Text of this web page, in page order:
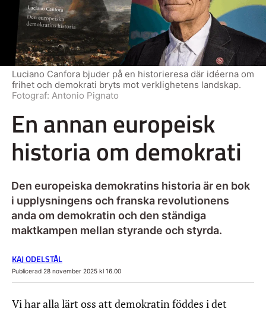
En annan europeisk
historia om demokrati
Den europeiska demokratins historia är en bok
i upplysningens och franska revolutionens
anda om demokratin och den ständiga
maktkampen mellan styrande och styrda.
Luciano Canfora bjuder på en historieresa där idéerna om
frihet och demokrati bryts mot verklighetens landskap.
Fotograf: Antonio Pignato
KAJ ODELSTÅL
Publicerad 28 november 2025 kl 16.00
Vi har alla lärt oss att demokratin föddes i det